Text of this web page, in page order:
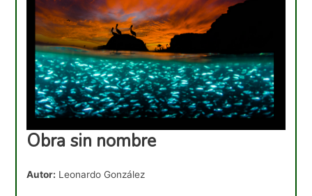
Obra sin nombre
Autor: Leonardo González